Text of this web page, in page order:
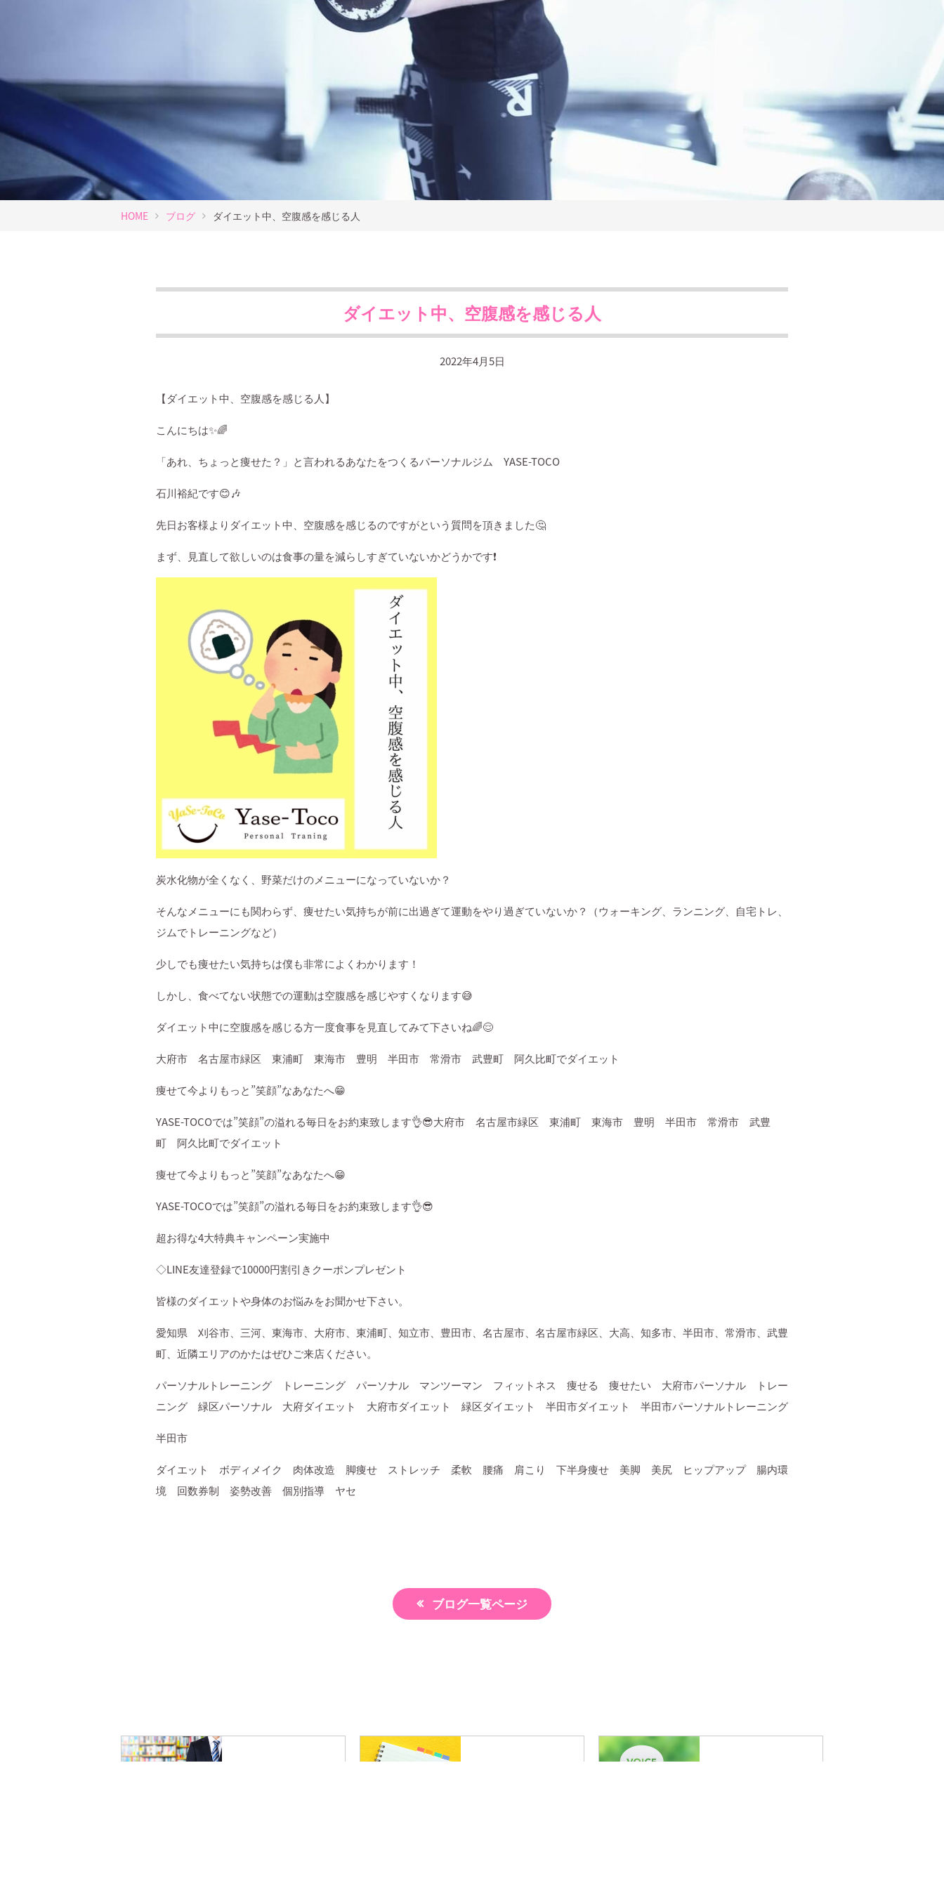
HOME ブログ ダイエット中、空腹感を感じる人
ダイエット中、空腹感を感じる人
2022年4月5日
【ダイエット中、空腹感を感じる人】
こんにちは✨🌈
「あれ、ちょっと痩せた？」と言われるあなたをつくるパーソナルジム YASE-TOCO
石川裕紀です😊🎶
先日お客様よりダイエット中、空腹感を感じるのですがという質問を頂きました🤔
まず、見直して欲しいのは食事の量を減らしすぎていないかどうかです❗️
炭水化物が全くなく、野菜だけのメニューになっていないか？
そんなメニューにも関わらず、痩せたい気持ちが前に出過ぎて運動をやり過ぎていないか？（ウォーキング、ランニング、自宅トレ、
ジムでトレーニングなど）
少しでも痩せたい気持ちは僕も非常によくわかります！
しかし、食べてない状態での運動は空腹感を感じやすくなります😅
ダイエット中に空腹感を感じる方一度食事を見直してみて下さいね🌈😌
大府市 名古屋市緑区 東浦町 東海市 豊明 半田市 常滑市 武豊町 阿久比町でダイエット
痩せて今よりもっと”笑顔”なあなたへ😁
YASE-TOCOでは”笑顔”の溢れる毎日をお約束致します👌😎大府市 名古屋市緑区 東浦町 東海市 豊明 半田市 常滑市 武豊
町 阿久比町でダイエット
痩せて今よりもっと”笑顔”なあなたへ😁
YASE-TOCOでは”笑顔”の溢れる毎日をお約束致します👌😎
超お得な4大特典キャンペーン実施中
◇LINE友達登録で10000円割引きクーポンプレゼント
皆様のダイエットや身体のお悩みをお聞かせ下さい。
愛知県 刈谷市、三河、東海市、大府市、東浦町、知立市、豊田市、名古屋市、名古屋市緑区、大高、知多市、半田市、常滑市、武豊
町、近隣エリアのかたはぜひご来店ください。
パーソナルトレーニング トレーニング パーソナル マンツーマン フィットネス 痩せる 痩せたい 大府市パーソナル トレー
ニング 緑区パーソナル 大府ダイエット 大府市ダイエット 緑区ダイエット 半田市ダイエット 半田市パーソナルトレーニング
半田市
ダイエット ボディメイク 肉体改造 脚痩せ ストレッチ 柔軟 腰痛 肩こり 下半身痩せ 美脚 美尻 ヒップアップ 腸内環
境 回数券制 姿勢改善 個別指導 ヤセ
ブログ一覧ページ